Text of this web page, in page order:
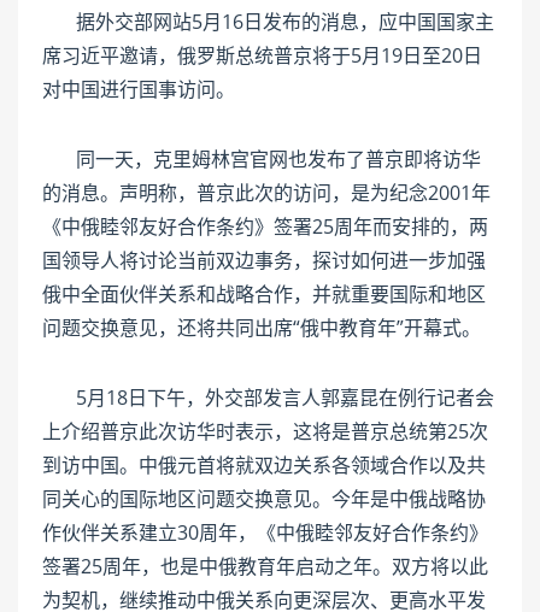
据外交部网站5月16日发布的消息，应中国国家主
席习近平邀请，俄罗斯总统普京将于5月19日至20日
对中国进行国事访问。
同一天，克里姆林宫官网也发布了普京即将访华
的消息。声明称，普京此次的访问，是为纪念2001年
《中俄睦邻友好合作条约》签署25周年而安排的，两
国领导人将讨论当前双边事务，探讨如何进一步加强
俄中全面伙伴关系和战略合作，并就重要国际和地区
问题交换意见，还将共同出席“俄中教育年”开幕式。
5月18日下午，外交部发言人郭嘉昆在例行记者会
上介绍普京此次访华时表示，这将是普京总统第25次
到访中国。中俄元首将就双边关系各领域合作以及共
同关心的国际地区问题交换意见。今年是中俄战略协
作伙伴关系建立30周年，《中俄睦邻友好合作条约》
签署25周年，也是中俄教育年启动之年。双方将以此
为契机，继续推动中俄关系向更深层次、更高水平发